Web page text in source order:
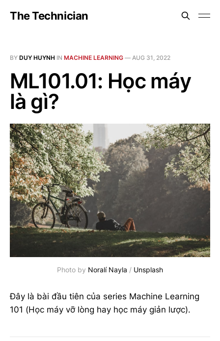
The Technician
BY DUY HUYNH IN MACHINE LEARNING — AUG 31, 2022
ML101.01: Học máy
là gì?
Photo by Noralí Nayla / Unsplash
Đây là bài đầu tiên của series Machine Learning
101 (Học máy vỡ lòng hay học máy giản lược).